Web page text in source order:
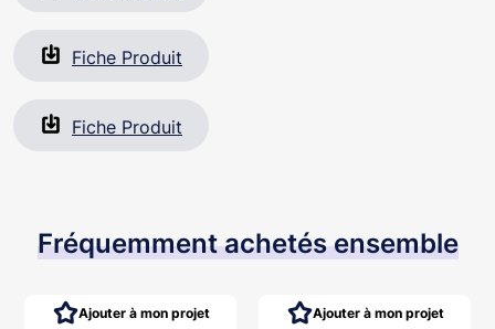
Fiche Produit
Fiche Produit
Fréquemment achetés ensemble
Ajouter à mon projet Ajouter à mon projet